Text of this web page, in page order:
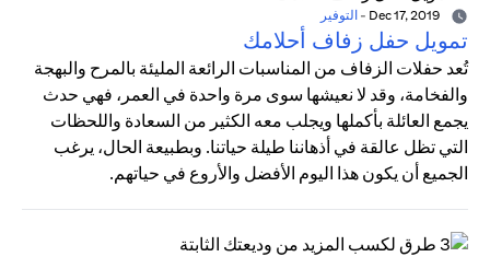
- التوفير
تمويل حفل زفاف أحلامك
تُعد حفلات الزفاف من المناسبات الرائعة المليئة بالمرح والبهجة
والفخامة، وقد لا نعيشها سوى مرة واحدة في العمر، فهي حدث
يجمع العائلة بأكملها ويجلب معه الكثير من السعادة واللحظات
التي تظل عالقة في أذهاننا طيلة حياتنا. وبطبيعة الحال، يرغب
الجميع أن يكون هذا اليوم الأفضل والأروع في حياتهم.